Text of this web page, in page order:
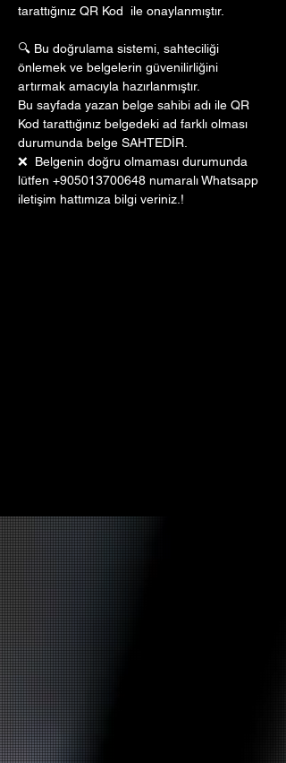
tarattığınız QR Kod  ile onaylanmıştır.
🔍 Bu doğrulama sistemi, sahteciliği
önlemek ve belgelerin güvenilirliğini
artırmak amacıyla hazırlanmıştır.
Bu sayfada yazan belge sahibi adı ile QR
Kod tarattığınız belgedeki ad farklı olması
durumunda belge SAHTEDİR.
❌  Belgenin doğru olmaması durumunda
lütfen +905013700648 numaralı Whatsapp
iletişim hattımıza bilgi veriniz.!